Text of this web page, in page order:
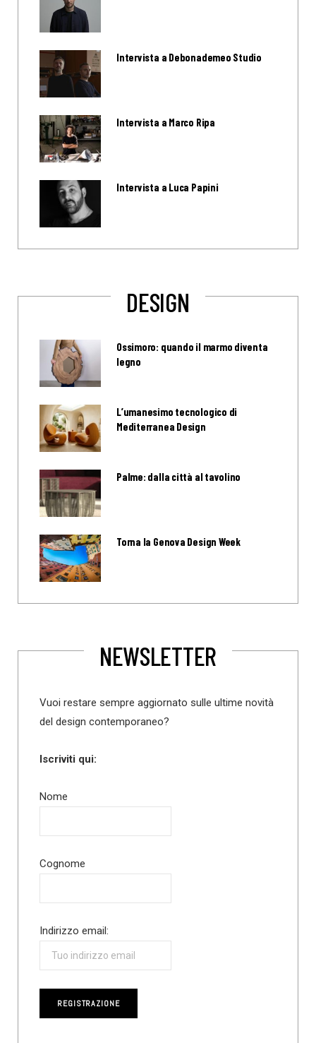
Intervista a Debonademeo Studio
Intervista a Marco Ripa
Intervista a Luca Papini
DESIGN
Ossimoro: quando il marmo diventa
legno
L’umanesimo tecnologico di
Mediterranea Design
Palme: dalla città al tavolino
Torna la Genova Design Week
NEWSLETTER
Vuoi restare sempre aggiornato sulle ultime novità
del design contemporaneo?
Iscriviti qui:
Nome
Cognome
Indirizzo email: